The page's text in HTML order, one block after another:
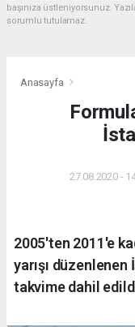
başınıza üstleniyorsunuz.
sorumlu tutulamaz.
Anasayfa
27.08.2020 -
2005'ten 2011'e
yarışı
takvime dahil